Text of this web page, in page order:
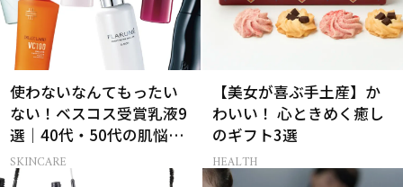
使わないなんてもったい
ない！ベスコス受賞乳液9
選｜40代・50代の肌悩み
別まとめ
SKINCARE
【美女が喜ぶ手土産】か
わいい！ 心ときめく癒し
のギフト3選
HEALTH